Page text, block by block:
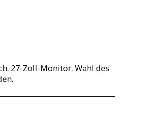
27-Zoll-Monitor. Wahl des